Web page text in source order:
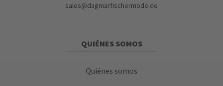
sales@dagmarfischermode.de
QUIÉNES SOMOS
Quiénes somos